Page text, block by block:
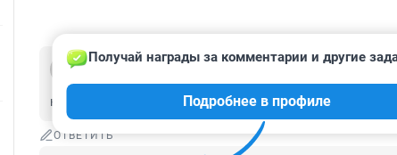
Гость
народ грызёт друг друга!!!
ОТВЕТИТЬ
Получай награды за комментарии и другие
Подробнее в профиле